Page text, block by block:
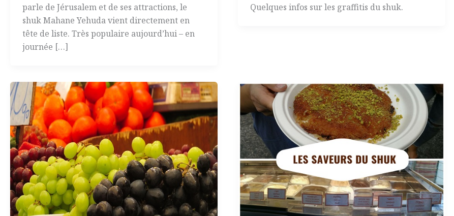
parle de Jérusalem et de ses attractions, le
shuk Mahane Yehuda vient directement en
tête de liste. Très populaire aujourd’hui – en
journée […]
Quelques infos sur les graffitis du shuk.